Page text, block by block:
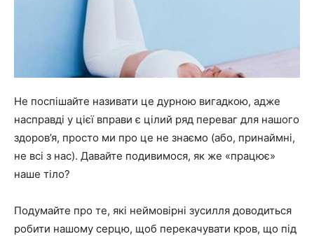
Не поспішайте називати це дурною вигадкою, адже
насправді у цієї вправи є цілий ряд переваг для нашого
здоров’я, просто ми про це не знаємо (або, принаймні,
не всі з нас). Давайте подивимося, як же «працює»
наше тіло?
Подумайте про те, які неймовірні зусилля доводиться
робити нашому серцю, щоб перекачувати кров, що під